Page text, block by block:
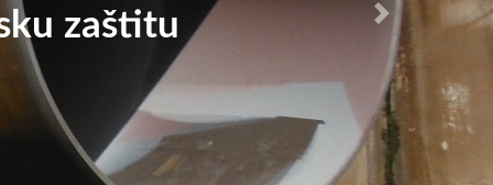
zaštitu
zaštitu Next